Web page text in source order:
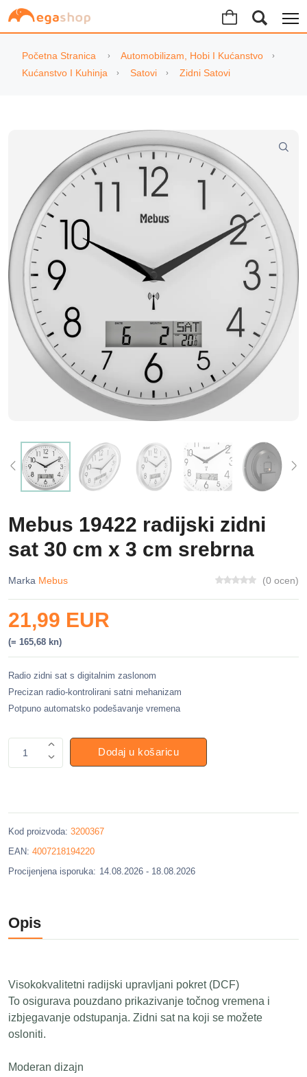
Početna Stranica
Automobilizam, Hobi I Kućanstvo
Kućanstvo I Kuhinja
Satovi Zidni Satovi
Mebus 19422 radijski zidni
sat 30 cm x 3 cm srebrna
Marka Mebus (0 ocen)
21,99 EUR
(= 165,68 kn)
Radio zidni sat s digitalnim zaslonom
Precizan radio-kontrolirani satni mehanizam
Potpuno automatsko podešavanje vremena
1 Dodaj u košaricu
Kod proizvoda: 3200367
EAN: 4007218194220
Procijenjena isporuka: 14.08.2026 - 18.08.2026
Opis
Visokokvalitetni radijski upravljani pokret (DCF)
To osigurava pouzdano prikazivanje točnog vremena i
izbjegavanje odstupanja. Zidni sat na koji se možete
osloniti.
Moderan dizajn